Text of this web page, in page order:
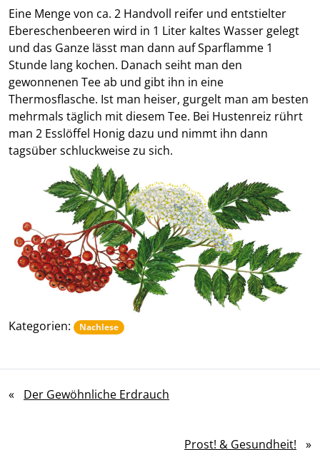
Eine Menge von ca. 2 Handvoll reifer und entstielter
Ebereschenbeeren wird in 1 Liter kaltes Wasser gelegt
und das Ganze lässt man dann auf Sparflamme 1
Stunde lang kochen. Danach seiht man den
gewonnenen Tee ab und gibt ihn in eine
Thermosflasche. Ist man heiser, gurgelt man am besten
mehrmals täglich mit diesem Tee. Bei Hustenreiz rührt
man 2 Esslöffel Honig dazu und nimmt ihn dann
tagsüber schluckweise zu sich.
Kategorien: Nachlese
« Der Gewöhnliche Erdrauch
Prost! & Gesundheit! »